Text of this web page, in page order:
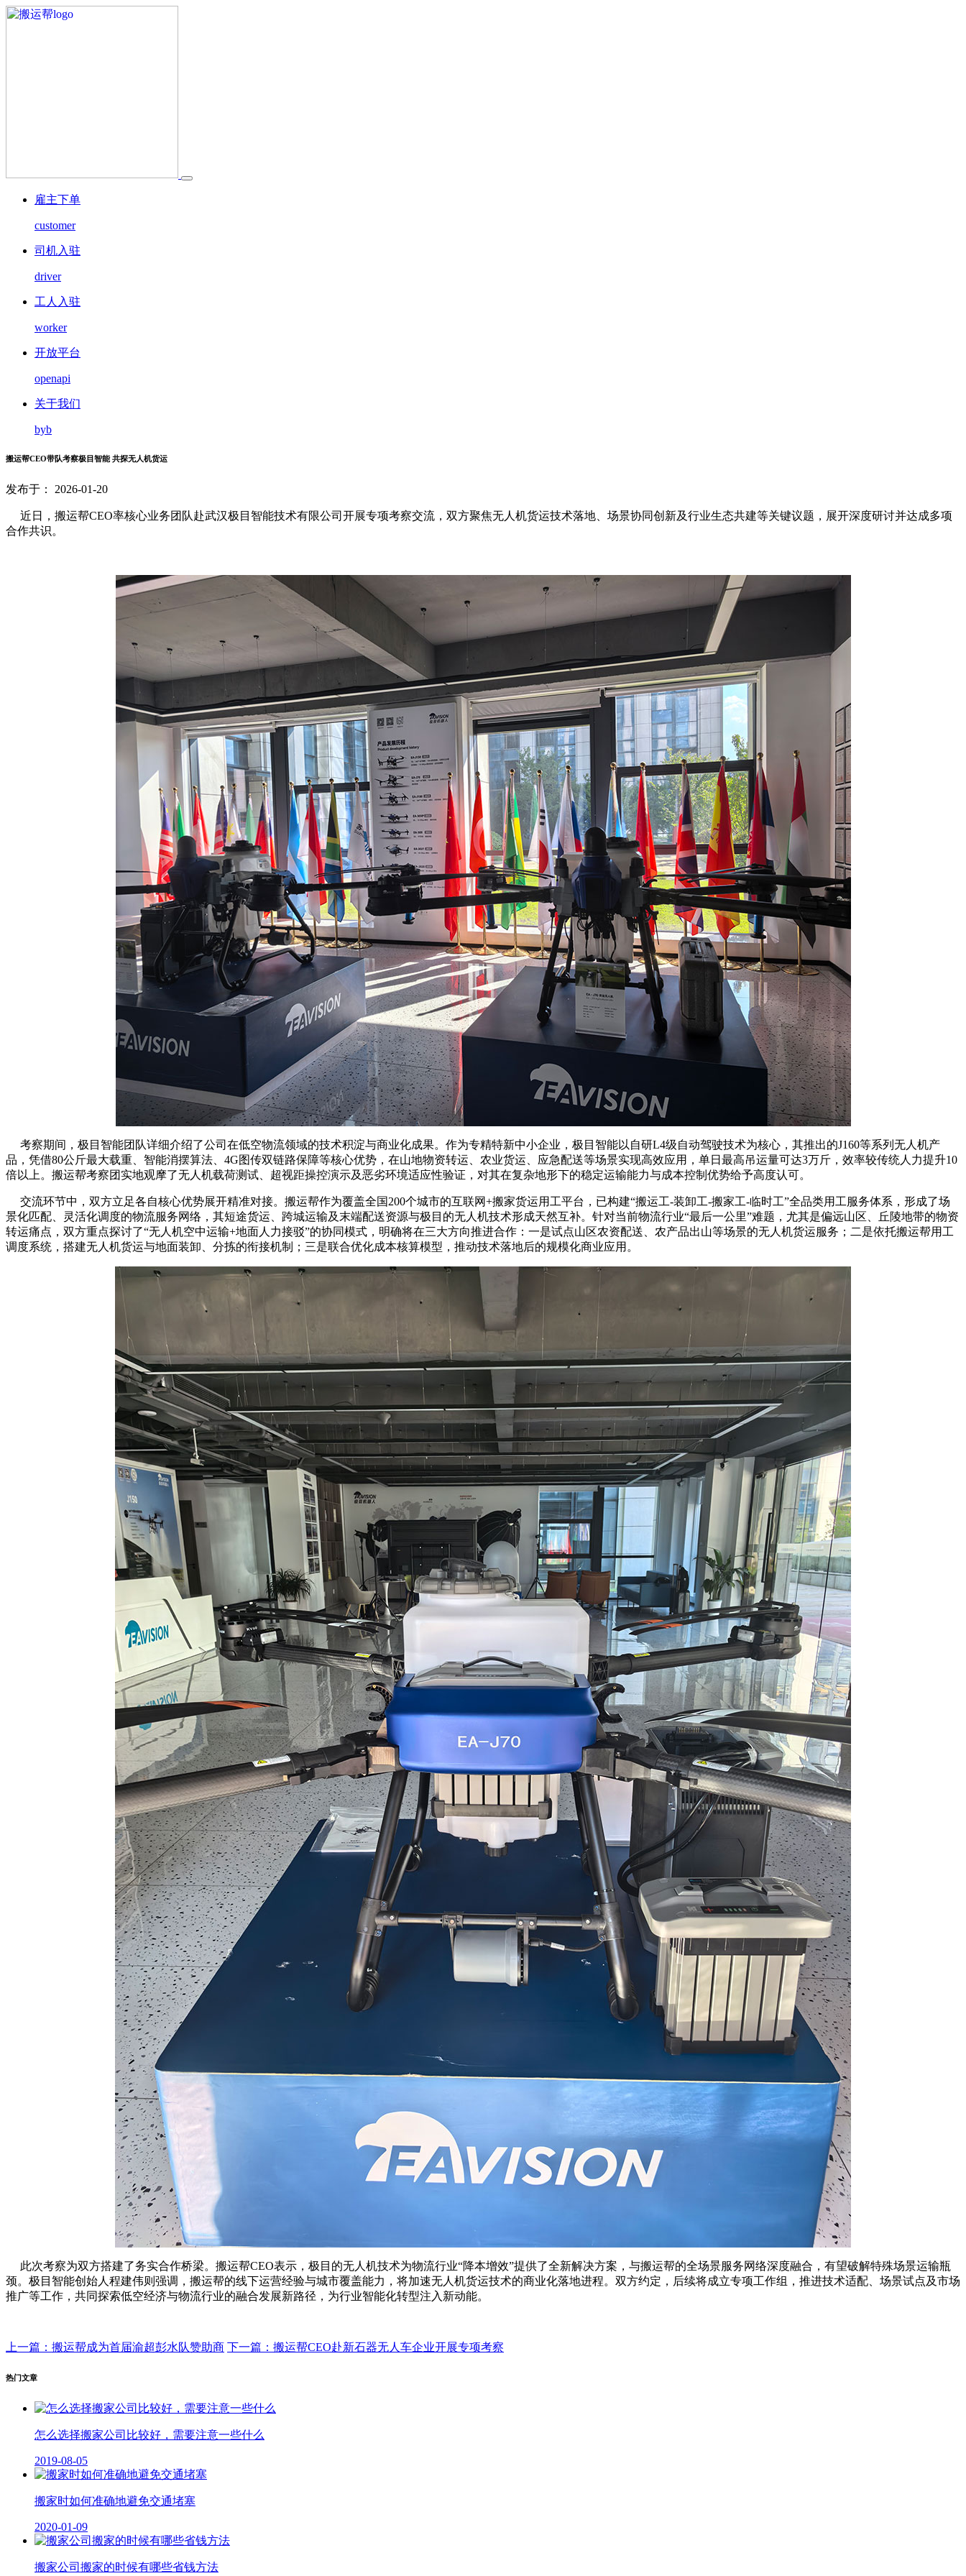
雇主下单
customer
司机入驻
driver
工人入驻
worker
开放平台
openapi
关于我们
byb
搬运帮CEO带队考察极目智能 共探无人机货运
发布于： 2026-01-20
近日，搬运帮CEO率核心业务团队赴武汉极目智能技术有限公司开展专项考察交流，双方聚焦无人机货运技术落地、场景协同创新及行业生态共建等关键议题，展开深度研讨并达成多项
合作共识。
考察期间，极目智能团队详细介绍了公司在低空物流领域的技术积淀与商业化成果。作为专精特新中小企业，极目智能以自研L4级自动驾驶技术为核心，其推出的J160等系列无人机产
品，凭借80公斤最大载重、智能消摆算法、4G图传双链路保障等核心优势，在山地物资转运、农业货运、应急配送等场景实现高效应用，单日最高吊运量可达3万斤，效率较传统人力提升10
倍以上。搬运帮考察团实地观摩了无人机载荷测试、超视距操控演示及恶劣环境适应性验证，对其在复杂地形下的稳定运输能力与成本控制优势给予高度认可。
交流环节中，双方立足各自核心优势展开精准对接。搬运帮作为覆盖全国200个城市的互联网+搬家货运用工平台，已构建“搬运工-装卸工-搬家工-临时工”全品类用工服务体系，形成了场
景化匹配、灵活化调度的物流服务网络，其短途货运、跨城运输及末端配送资源与极目的无人机技术形成天然互补。针对当前物流行业“最后一公里”难题，尤其是偏远山区、丘陵地带的物资
转运痛点，双方重点探讨了“无人机空中运输+地面人力接驳”的协同模式，明确将在三大方向推进合作：一是试点山区农资配送、农产品出山等场景的无人机货运服务；二是依托搬运帮用工
调度系统，搭建无人机货运与地面装卸、分拣的衔接机制；三是联合优化成本核算模型，推动技术落地后的规模化商业应用。
此次考察为双方搭建了务实合作桥梁。搬运帮CEO表示，极目的无人机技术为物流行业“降本增效”提供了全新解决方案，与搬运帮的全场景服务网络深度融合，有望破解特殊场景运输瓶
颈。极目智能创始人程建伟则强调，搬运帮的线下运营经验与城市覆盖能力，将加速无人机货运技术的商业化落地进程。双方约定，后续将成立专项工作组，推进技术适配、场景试点及市场
推广等工作，共同探索低空经济与物流行业的融合发展新路径，为行业智能化转型注入新动能。
上一篇：搬运帮成为首届渝超彭水队赞助商 下一篇：搬运帮CEO赴新石器无人车企业开展专项考察
热门文章
怎么选择搬家公司比较好，需要注意一些什么
2019-08-05
搬家时如何准确地避免交通堵塞
2020-01-09
搬家公司搬家的时候有哪些省钱方法